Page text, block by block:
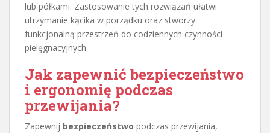
lub półkami. Zastosowanie tych rozwiązań ułatwi
utrzymanie kącika w porządku oraz stworzy
funkcjonalną przestrzeń do codziennych czynności
pielęgnacyjnych.
Jak zapewnić bezpieczeństwo
i ergonomię podczas
przewijania?
Zapewnij bezpieczeństwo podczas przewijania,